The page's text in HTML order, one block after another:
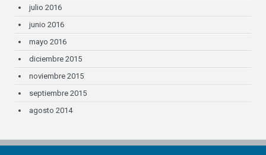
julio 2016
junio 2016
mayo 2016
diciembre 2015
noviembre 2015
septiembre 2015
agosto 2014